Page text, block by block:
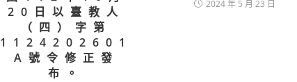
20日以臺教人
（四）字第
1124202601
A號令修正發
布。
2024 年 5 月 23 日